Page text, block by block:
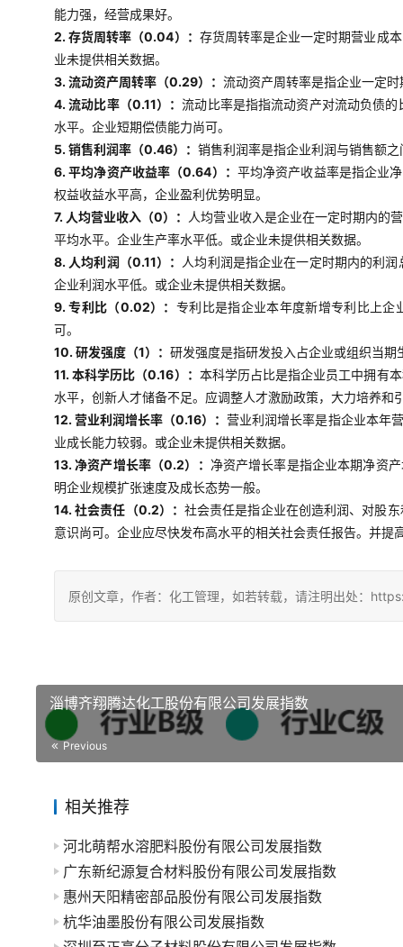
能力强，经营成果好。
2. 存货周转率（0.04）： 存货周转率是企业一定时期营业成
业未提供相关数据。
3. 流动资产周转率（0.29）： 流动资产周转率是指企业一定
4. 流动比率（0.11）：流动比率是指指流动资产对流动负债
水平。企业短期偿债能力尚可。
5. 销售利润率（0.46）： 销售利润率是指企业利润与销售额
6. 平均净资产收益率（0.64）： 平均净资产收益率是指企业
权益收益水平高，企业盈利优势明显。
7. 人均营业收入（0）： 人均营业收入是企业在一定时期内的
平均水平。企业生产率水平低。或企业未提供相关数据。
8. 人均利润（0.11）：
人均利润是指企业在一定时期内的利
企业利润水平低。或企业未提供相关数据。
9. 专利比（0.02）： 专利比是指企业本年度新增专利比上
可。
10. 研发强度（1）： 研发强度是指研发投入占企业或组织当
11. 本科学历比（0.16）： 本科学历占比是指企业员工中拥有
水平，创新人才储备不足。应调整人才激励政策，大力培养和
12. 营业利润增长率（0.16）：营业利润增长率是指企业本年
业成长能力较弱。或企业未提供相关数据。
13. 净资产增长率（0.2）： 净资产增长率是指企业本期净资
明企业规模扩张速度及成长态势一般。
14. 社会责任（0.2）： 社会责任是指企业在创造利润、对股
意识尚可。企业应尽快发布高水平的相关社会责任报告。并提
原创文章，作者：化工管理，如若转载，请注明出处：
淄博齐翔腾达化工股份有限公司发展指数
Previous
相关推荐
河北萌帮水溶肥料股份有限公司发展指数
广东新纪源复合材料股份有限公司发展指数
惠州天阳精密部品股份有限公司发展指数
杭华油墨股份有限公司发展指数